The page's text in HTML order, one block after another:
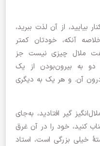
بیایید،‌ از آن لذت ببرید،
آنکه، خودتان کمتر
ملال چیزی نیست جز
دو به بیرون‌بودن از یک
آن. و هر یک به دیگری
گیر افتادید،‌ به‌جای
کنید،‌ خود را در آن غرق
خیلی بزرگی است، استاد